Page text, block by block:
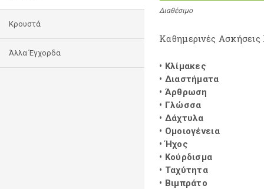
Κρουστά
Άλλα Έγχορδα
Διαθέσιμο
Καθημερινές
• Κλίμακες
• Διαστήματα
• Άρθρωση
• Γλώσσα
• Δάχτυλα
• Ομοιογένεια
• Ήχος
• Κούρδισμα
• Ταχύτητα
• Βιμπράτο